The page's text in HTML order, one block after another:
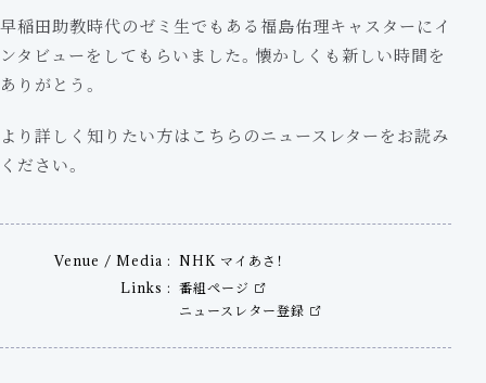
早稲田助教時代のゼミ生でもある福島佑理キャスターにイ
ンタビューをしてもらいました。懐かしくも新しい時間を
ありがとう。
より詳しく知りたい方は こちら のニュースレターをお読み
ください。
Venue / Media
NHK マイあさ！
Links
番組ページ
ニュースレター登録